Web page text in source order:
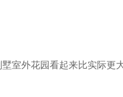
室外花园看起来比实际更大